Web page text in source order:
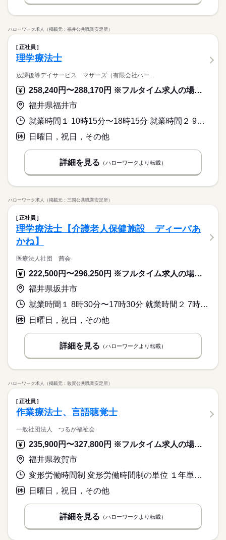
ハローワーク求人（掲載元：福井公共職業安定所）
正社員
理学療法士
放課後等デイサービス マザーズ（有限会社ハー...
258,240円〜288,170円 ※フルタイム求人の場合は月額（換算額）、パート求人の場合は時間額を表示しています。
福井県福井市
就業時間１ 10時15分〜18時15分 就業時間２ 9時00分〜17時00分 就業時間に関する特記事項 （１）平日
日曜日，祝日，その他
詳細を見る （ハローワークより転載）
ハローワーク求人（掲載元：三国公共職業安定所）
正社員
理学療法士【介護老人保健施設 ディーパあ
かね】
医療法人社団 茜会
222,500円〜296,250円 ※フルタイム求人の場合は月額（換算額）、パート求人の場合は時間額を表示しています。
福井県坂井市
就業時間１ 8時30分〜17時30分 就業時間２ 7時00分〜16時00分 又は 〜の時間の間の3時間
日曜日，祝日，その他
詳細を見る （ハローワークより転載）
ハローワーク求人（掲載元：敦賀公共職業安定所）
正社員
作業療法士、言語聴覚士
一般社団法人 つるが福祉会
235,900円〜327,800円 ※フルタイム求人の場合は月額（換算額）、パート求人の場合は時間額を表示しています。
福井県敦賀市
変形労働時間制 変形労働時間制の単位 １年単位 就業時間１ 9時00分〜18時00分 就業時間２ 8時00分〜17時00分
日曜日，祝日，その他
詳細を見る （ハローワークより転載）